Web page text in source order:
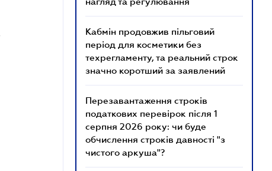
Кабмін продовжив пільговий
період для косметики без
техрегламенту, та реальний строк
значно коротший за заявлений
Перезавантаження строків
податкових перевірок після 1
серпня 2026 року: чи буде
обчислення строків давності "з
чистого аркуша"?